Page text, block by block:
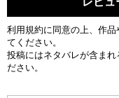
利用規約に同意の上、作
てください。
投稿にはネタバレが含ま
ださい。